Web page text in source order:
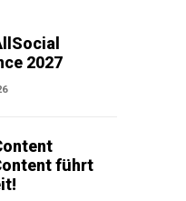
2027
führt